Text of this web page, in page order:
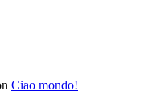
Ciao mondo!